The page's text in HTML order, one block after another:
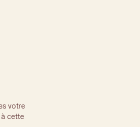
votre
cette